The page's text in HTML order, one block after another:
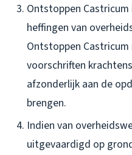
Ontstoppen
heffingen van
Ontstoppen
voorschriften
afzonderlijk aan de
brengen.
Indien van
uitgevaardigd op